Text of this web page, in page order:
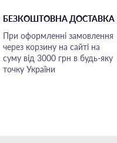
БЕЗКОШТОВНА ДОСТАВКА
При оформленні замовлення
через корзину на сайті на
суму від 3000 грн в будь-яку
точку України